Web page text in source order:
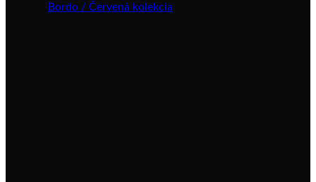
Bordo / Červená kolekcia